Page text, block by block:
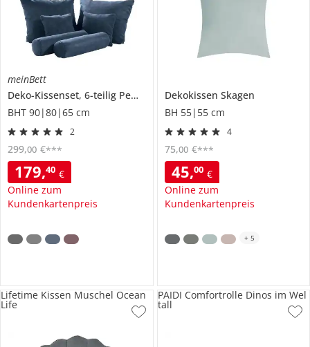
meinBett
Deko-Kissenset, 6-teilig Pembroke
BHT 90|80|65 cm
2
179,40 €
Online zum
Kundenkartenpreis
299,00 €***
Dekokissen Skagen
BH 55|55 cm
4
45,00 €
Online zum
Kundenkartenpreis
75,00 €***
+ 5
Lifetime Kissen Muschel Ocean
Life
PAIDI Comfortrolle Dinos im Wel
tall